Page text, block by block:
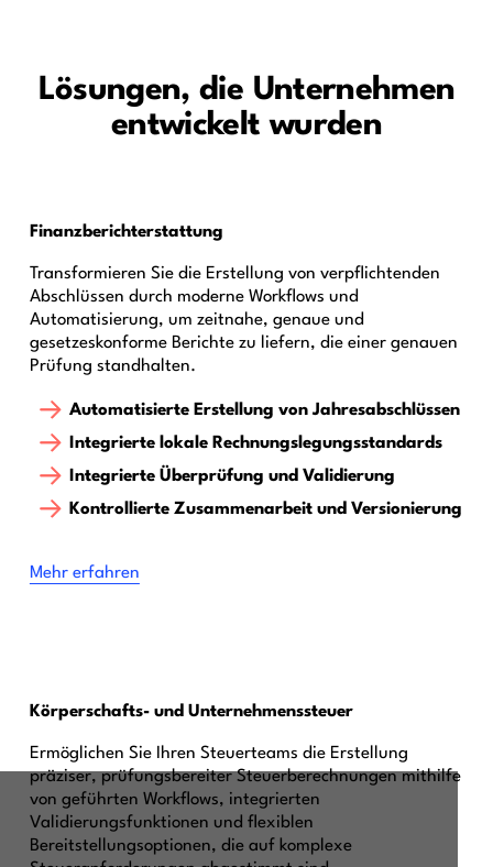
Lösungen, die Unternehmen
entwickelt wurden
Finanzberichterstattung
Transformieren Sie die Erstellung von verpflichtenden
Abschlüssen durch moderne Workflows und
Automatisierung, um zeitnahe, genaue und
gesetzeskonforme Berichte zu liefern, die einer genauen
Prüfung standhalten.
Automatisierte Erstellung von Jahresabschlüssen
Integrierte lokale Rechnungslegungsstandards
Integrierte Überprüfung und Validierung
Kontrollierte Zusammenarbeit und Versionierung
Mehr erfahren
Körperschafts- und Unternehmenssteuer
Ermöglichen Sie Ihren Steuerteams die Erstellung
präziser, prüfungsbereiter Steuerberechnungen mithilfe
von geführten Workflows, integrierten
Validierungsfunktionen und flexiblen
Bereitstellungsoptionen, die auf komplexe